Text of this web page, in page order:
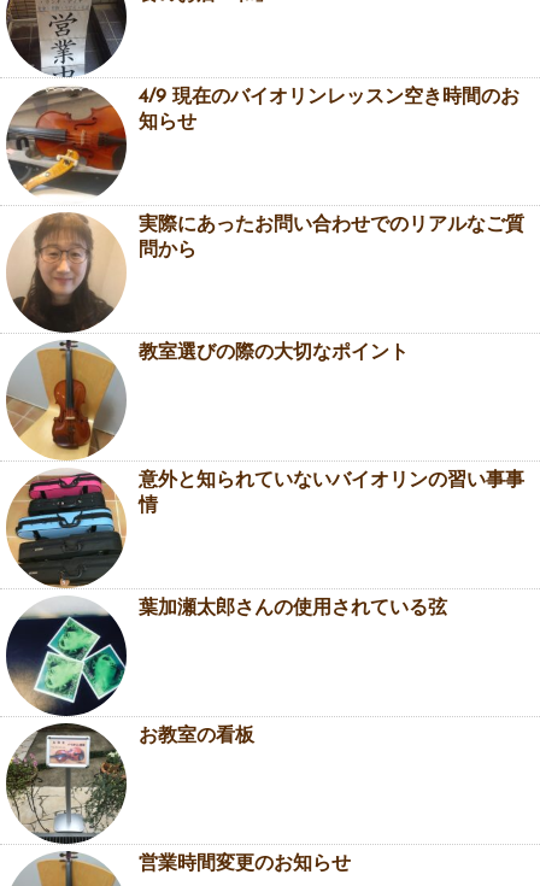
4/9 現在のバイオリンレッスン空き時間のお
知らせ
実際にあったお問い合わせでのリアルなご質
問から
教室選びの際の大切なポイント
意外と知られていないバイオリンの習い事事
情
葉加瀬太郎さんの使用されている弦
お教室の看板
営業時間変更のお知らせ